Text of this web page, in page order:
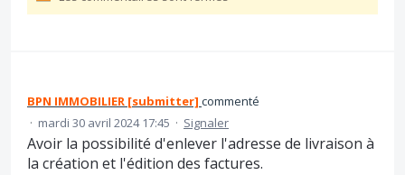
BPN IMMOBILIER [submitter] commenté
· mardi 30 avril 2024 17:45 · Signaler
Avoir la possibilité d'enlever l'adresse de livraison à
la création et l'édition des factures.